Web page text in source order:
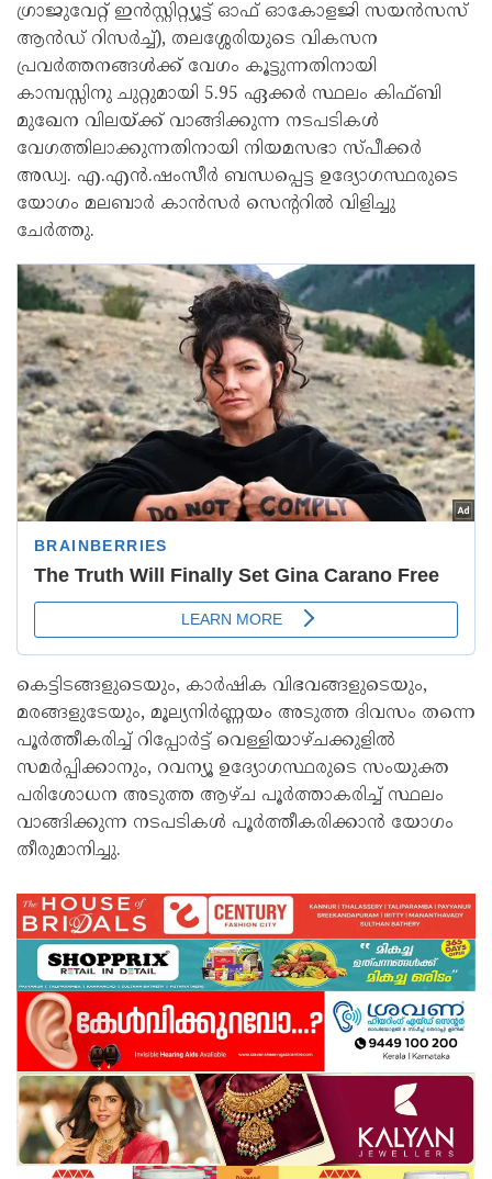
ഗ്രാജുവേറ്റ് ഇൻസ്റ്റിറ്റ്യൂട്ട് ഓഫ് ഓകോളജി സയൻസസ്
ആൻഡ് റിസർച്ച്), തലശ്ശേരിയുടെ വികസന
പ്രവർത്തനങ്ങൾക്ക് വേഗം കൂട്ടുന്നതിനായി
കാമ്പസ്സിനു ചുറ്റുമായി 5.95 ഏക്കർ സ്ഥലം കിഫ്ബി
മുഖേന വിലയ്ക്ക് വാങ്ങിക്കുന്ന നടപടികൾ
വേഗത്തിലാക്കുന്നതിനായി നിയമസഭാ സ്പീക്കർ
അഡ്വ. എ.എൻ.ഷംസീർ ബന്ധപ്പെട്ട ഉദ്യോഗസ്ഥരുടെ
യോഗം മലബാർ കാൻസർ സെന്ററിൽ വിളിച്ചു
ചേർത്തു.
കെട്ടിടങ്ങളുടെയും, കാർഷിക വിഭവങ്ങളുടെയും,
മരങ്ങളുടേയും, മൂല്യനിർണ്ണയം അടുത്ത ദിവസം തന്നെ
പൂർത്തീകരിച്ച് റിപ്പോർട്ട് വെള്ളിയാഴ്ചക്കുളിൽ
സമർപ്പിക്കാനും, റവന്യൂ ഉദ്യോഗസ്ഥരുടെ സംയുക്ത
പരിശോധന അടുത്ത ആഴ്ച പൂർത്താകരിച്ച് സ്ഥലം
വാങ്ങിക്കുന്ന നടപടികൾ പൂർത്തീകരിക്കാൻ യോഗം
തീരുമാനിച്ചു.